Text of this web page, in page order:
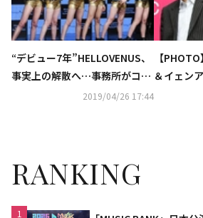
“デビュー7年”HELLOVENUS、
事実上の解散へ…事務所がコメ
ント「それぞれの新しい夢を応
2019/04/26 17:44
【
＆イェン
ルファッ
RANKING
1